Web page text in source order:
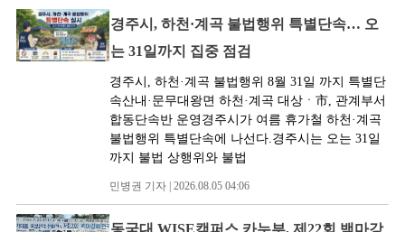
경주시, 하천·계곡 불법행위 특별단속… 오
는 31일까지 집중 점검
경주시, 하천·계곡 불법행위 8월 31일 까지 특별단
속산내·문무대왕면 하천·계곡 대상ㆍ市, 관계부서
합동단속반 운영경주시가 여름 휴가철 하천·계곡
불법행위 특별단속에 나선다.경주시는 오는 31일
까지 불법 상행위와 불법
민병권 기자 | 2026.08.05 04:06